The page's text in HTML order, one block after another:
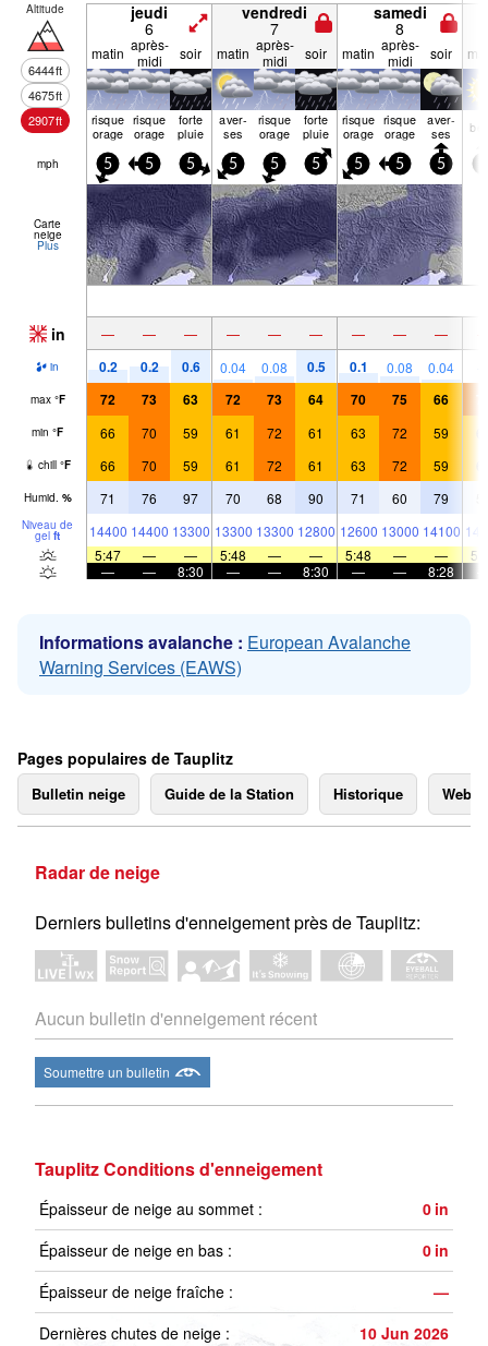
Altitude
6444ft
4675ft
2907ft
jeudi
6
vendredi
7
samedi
8
matin après-
midi
soir matin après-
midi
soir matin après-
midi
soir
risque
orage
risque
orage
forte
pluie
aver­
ses
risque
orage
forte
pluie
risque
orage
risque
orage
aver­
ses
mph 5 5 5 5 5 5 5 5 5
Carte
neige
Plus
in — — — — — — — — —
in 0.2 0.2 0.6 0.04 0.08 0.5 0.1 0.08 0.04
max °F 72 73 63 72 73 64 70 75 66
min °F 66 70 59 61 72 61 63 72 59
chill °F 66 70 59 61 72 61 63 72 59
Humid. % 71 76 97 70 68 90 71 60 79
Niveau de
gel ft 14400 14400 13300 13300 13300 12800 12600 13000 14100
5:47
— — 5:48 — — 5:48 — —
—
— 8:30 — — 8:30 — — 8:28
Informations avalanche : European Avalanche
Warning Services (EAWS)
Pages populaires de Tauplitz
Bulletin neige Guide de la Station Historique
Radar de neige
Derniers bulletins d'enneigement près de Tauplitz:
Aucun bulletin d'enneigement récent
Soumettre un bulletin
Tauplitz Conditions d'enneigement
Épaisseur de neige au sommet : 0 in
Épaisseur de neige en bas :
0 in
Épaisseur de neige fraîche :
—
Dernières chutes de neige :
10 Jun 2026